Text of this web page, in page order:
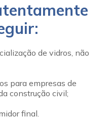
de vidros, não
para empresas de
construção civil;
final.